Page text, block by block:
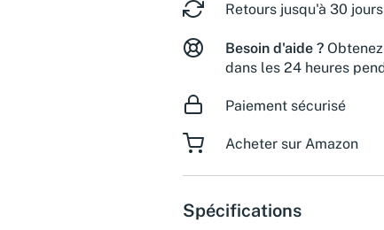
Retours jusqu'à 30
Besoin d'aide ?
dans les 24 heures
Paiement sécurisé
Acheter sur Amazon
Spécifications